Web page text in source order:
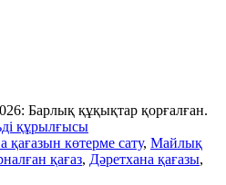
Барлық құқықтар қорғалған.
құрылғысы
қағазын көтерме сату, Майлық
қағаз, Дәретхана қағазы,